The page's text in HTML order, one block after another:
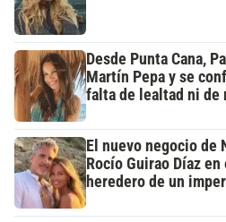
Desde Punta Cana,
Martín Pepa y se
falta de lealtad ni de
El nuevo negocio de
Rocío Guirao Díaz
heredero de un